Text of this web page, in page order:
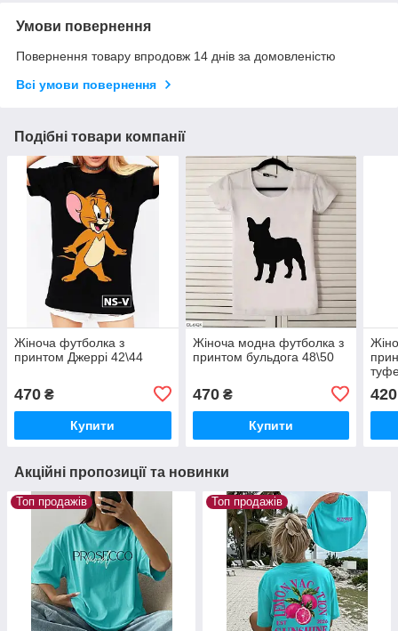
Умови повернення
Повернення товару впродовж 14 днів за домовленістю
Всі умови повернення
Подібні товари компанії
Жіноча футболка з
принтом Джеррі 42\44
470 ₴
Купити
Жіноча модна футболка з
принтом бульдога 48\50
470₴
Купити
420
Акційні пропозиції та новинки
Топ продажів Топ продажів